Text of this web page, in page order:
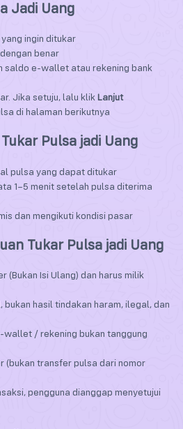
Jadi Uang
ingin ditukar
benar
saldo e-wallet atau rekening bank
Jika setuju, lalu klik Lanjut
di halaman berikutnya
Pulsa jadi Uang
pulsa yang dapat ditukar
1–5 menit setelah pulsa diterima
dan mengikuti kondisi pasar
Tukar Pulsa jadi Uang
(Bukan Isi Ulang) dan harus milik
bukan hasil tindakan haram, ilegal, dan
wallet / rekening bukan tanggung
(bukan transfer pulsa dari nomor
pengguna dianggap menyetujui